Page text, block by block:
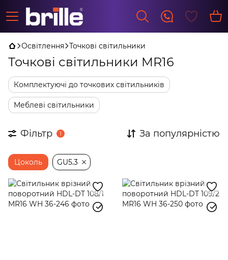
Освітлення Точкові світильники
Точкові світильники MR16
Комплектуючі до точкових світильників
Меблеві світильники
Фільтр 1 За популярністю
Цоколь GU5.3